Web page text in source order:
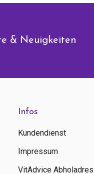
& Neuigkeiten
Infos
Kundendienst
Impressum
VitAdvice